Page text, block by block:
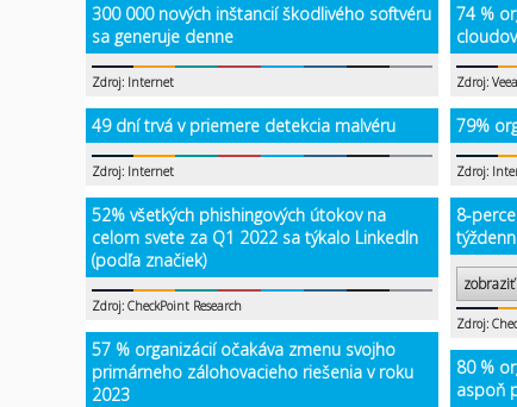
300 000 nových inštancií škodlivého softvéru
sa generuje denne
Zdroj: Internet
49 dní trvá v priemere detekcia malvéru
Zdroj: Internet
52% všetkých phishingových útokov na
celom svete za Q1 2022 sa týkalo LinkedIn
(podľa značiek)
Zdroj: CheckPoint Research
57 % organizácií očakáva zmenu svojho
primárneho zálohovacieho riešenia v roku
2023
74 %
Zdroj:
79%
Zdroj:
8-
Zdroj:
80 %
aspoň